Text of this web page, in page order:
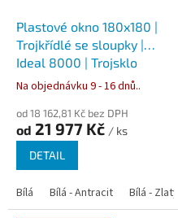
Plastové okno 180x180 |
Trojkřídlé se sloupky |
Ideal 8000 | Trojsklo
Na objednávku 9 - 16 dnů..
od 18 162,81 Kč bez DPH
od 21 977 Kč / ks
DETAIL
Bílá Bílá - Antracit Bílá -